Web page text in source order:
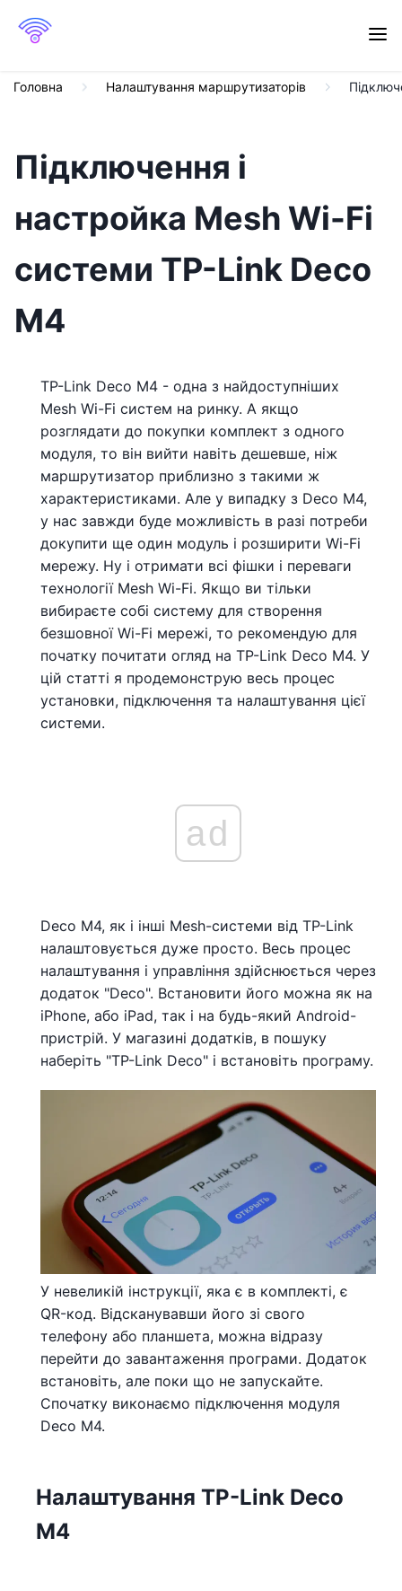
Головна Налаштування маршрутизаторів
Підключення і
настройка Mesh Wi-Fi
системи TP-Link Deco
M4
TP-Link Deco M4 - одна з найдоступніших
Mesh Wi-Fi систем на ринку. А якщо
розглядати до покупки комплект з одного
модуля, то він вийти навіть дешевше, ніж
маршрутизатор приблизно з такими ж
характеристиками. Але у випадку з Deco M4,
у нас завжди буде можливість в разі потреби
докупити ще один модуль і розширити Wi-Fi
мережу. Ну і отримати всі фішки і переваги
технології Mesh Wi-Fi. Якщо ви тільки
вибираєте собі систему для створення
безшовної Wi-Fi мережі, то рекомендую для
початку почитати огляд на TP-Link Deco M4. У
цій статті я продемонструю весь процес
установки, підключення та налаштування цієї
системи.
ad
Deco M4, як і інші Mesh-системи від TP-Link
налаштовується дуже просто. Весь процес
налаштування і управління здійснюється через
додаток "Deco". Встановити його можна як на
iPhone, або iPad, так і на будь-який Android-
пристрій. У магазині додатків, в пошуку
наберіть "TP-Link Deco" і встановіть програму.
У невеликій інструкції, яка є в комплекті, є
QR-код. Відсканувавши його зі свого
телефону або планшета, можна відразу
перейти до завантаження програми. Додаток
встановіть, але поки що не запускайте.
Спочатку виконаємо підключення модуля
Deco M4.
Налаштування TP-Link Deco
M4